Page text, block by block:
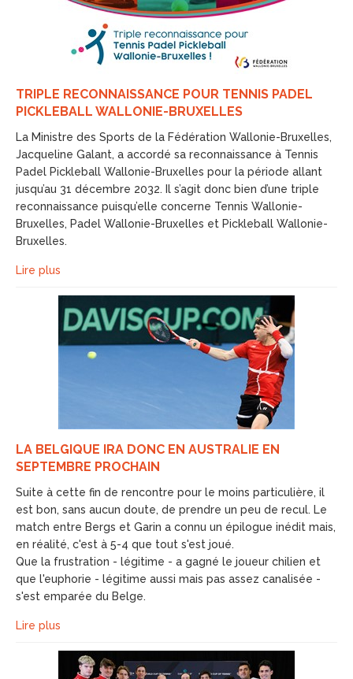
TRIPLE RECONNAISSANCE POUR TENNIS PADEL
PICKLEBALL WALLONIE-BRUXELLES
La Ministre des Sports de la Fédération Wallonie-Bruxelles,
Jacqueline Galant, a accordé sa reconnaissance à Tennis
Padel Pickleball Wallonie-Bruxelles pour la période allant
jusqu’au 31 décembre 2032. Il s’agit donc bien d’une triple
reconnaissance puisqu’elle concerne Tennis Wallonie-
Bruxelles, Padel Wallonie-Bruxelles et Pickleball Wallonie-
Bruxelles.
Lire plus
LA BELGIQUE IRA DONC EN AUSTRALIE EN
SEPTEMBRE PROCHAIN
Suite à cette fin de rencontre pour le moins particulière, il
est bon, sans aucun doute, de prendre un peu de recul. Le
match entre Bergs et Garin a connu un épilogue inédit mais,
en réalité, c'est à 5-4 que tout s'est joué.
Que la frustration - légitime - a gagné le joueur chilien et
que l'euphorie - légitime aussi mais pas assez canalisée -
s'est emparée du Belge.
Lire plus